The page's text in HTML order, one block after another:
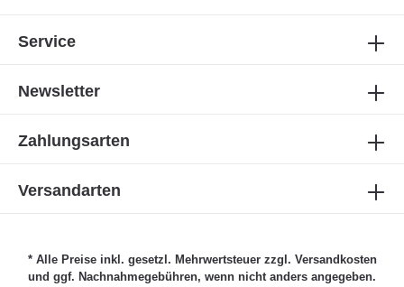
Newsletter
Service
Zahlungsarten
Versandarten
* Alle Preise inkl. gesetzl. Mehrwertsteuer zzgl. Versandkosten
und ggf. Nachnahmegebühren, wenn nicht anders angegeben.